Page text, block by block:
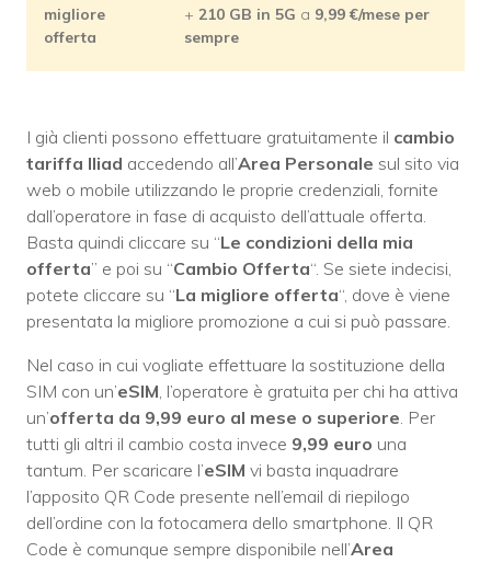
migliore
offerta
+ 210 GB in 5G a 9,99 €/mese per
sempre
I già clienti possono effettuare gratuitamente il cambio
tariffa Iliad accedendo all’Area Personale sul sito via
web o mobile utilizzando le proprie credenziali, fornite
dall’operatore in fase di acquisto dell’attuale offerta.
Basta quindi cliccare su “Le condizioni della mia
offerta” e poi su “Cambio Offerta“. Se siete indecisi,
potete cliccare su “La migliore offerta“, dove è viene
presentata la migliore promozione a cui si può passare.
Nel caso in cui vogliate effettuare la sostituzione della
SIM con un’eSIM, l’operatore è gratuita per chi ha attiva
un’offerta da 9,99 euro al mese o superiore. Per
tutti gli altri il cambio costa invece 9,99 euro una
tantum. Per scaricare l’eSIM vi basta inquadrare
l’apposito QR Code presente nell’email di riepilogo
dell’ordine con la fotocamera dello smartphone. Il QR
Code è comunque sempre disponibile nell’Area